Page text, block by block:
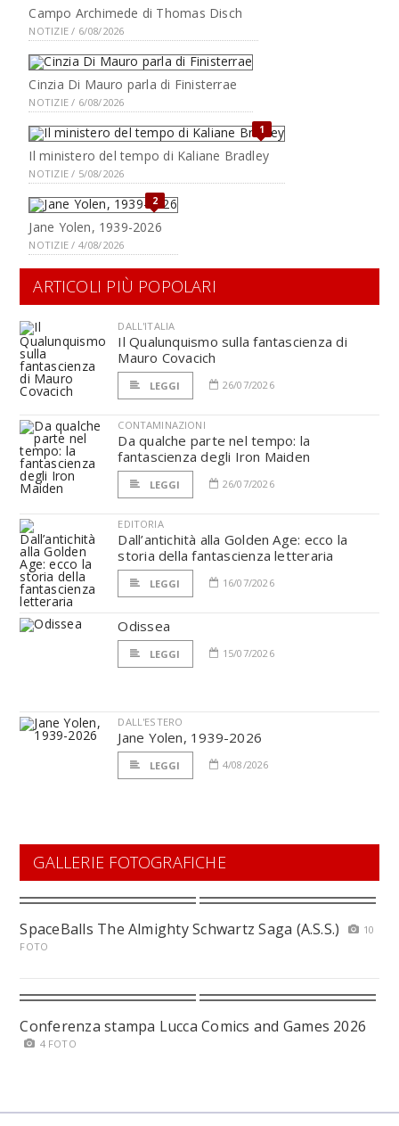
Campo Archimede di Thomas Disch
NOTIZIE / 6/08/2026
Cinzia Di Mauro parla di Finisterrae
NOTIZIE / 6/08/2026
1
Il ministero del tempo di Kaliane Bradley
NOTIZIE / 5/08/2026
2
Jane Yolen, 1939-2026
NOTIZIE / 4/08/2026
ARTICOLI PIÙ POPOLARI
DALL'ITALIA
Il Qualunquismo sulla fantascienza di
Mauro Covacich
LEGGI 26/07/2026
CONTAMINAZIONI
Da qualche parte nel tempo: la
fantascienza degli Iron Maiden
LEGGI 26/07/2026
EDITORIA
Dall’antichità alla Golden Age: ecco la
storia della fantascienza letteraria
LEGGI 16/07/2026
Odissea
LEGGI 15/07/2026
DALL'ESTERO
Jane Yolen, 1939-2026
LEGGI 4/08/2026
GALLERIE FOTOGRAFICHE
SpaceBalls The Almighty Schwartz Saga (A.S.S.)
10
FOTO
Conferenza stampa Lucca Comics and Games 2026
4 FOTO